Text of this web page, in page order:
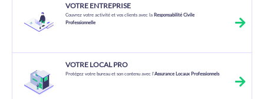
VOTRE ENTREPRISE
Couvrez votre activité et vos clients avec la Responsabilité Civile
Professionnelle
VOTRE LOCAL PRO
Protégez votre bureau et son contenu avec l’Assurance Locaux Professionnels